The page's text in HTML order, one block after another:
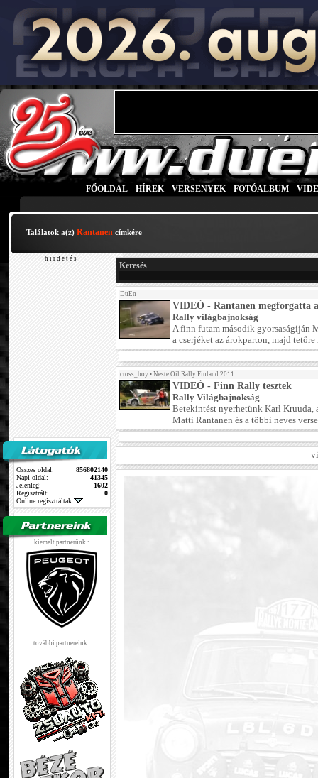
FŐOLDAL HÍREK VERSENYEK FOTÓALBUM
Találatok a(z)Rantanen címkére
h i r d e t é s
Összes oldal:
856802140
Napi oldal:
41345
Jelenleg:
1602
Regisztrált:
0
Online regisztráltak:
kiemelt partnerünk :
további partnereink :
Keresés
DuEn
VIDEÓ - Rantanen megforgatta
Rally világbajnokság
A finn futam második gyorsaságiján
a cserjéket az árokparton, majd
cross_boy • Neste Oil Rally Finland 2011
VIDEÓ - Finn Rally tesztek
Rally Világbajnokság
Betekintést nyerhetünk Karl Kruuda,
Matti Rantanen és a többi neves